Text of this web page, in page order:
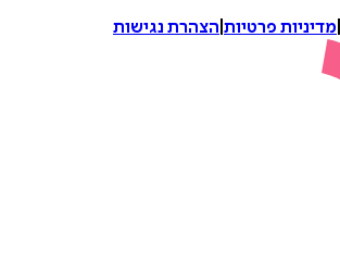
מדיניות פרטיות הצהרת נגישות